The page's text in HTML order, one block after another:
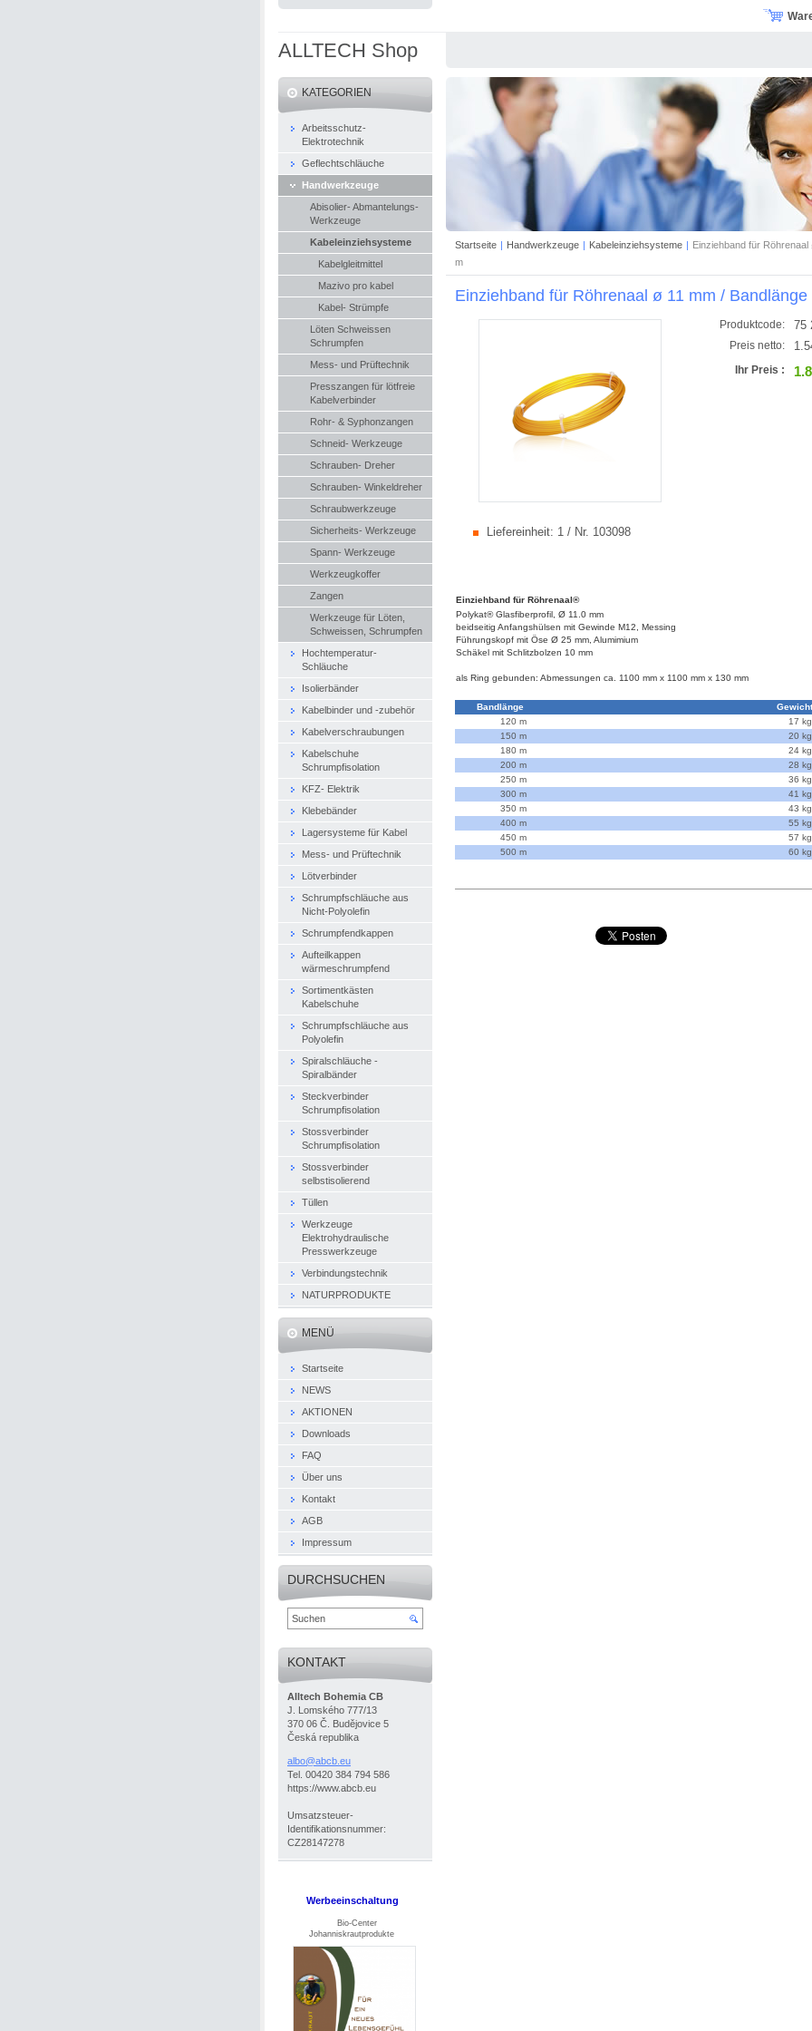
ALLTECH Shop
Startseite | Handwerkzeuge | Kabeleinziehsysteme | Einziehband für
m
Einziehband für Röhrenaal ø 11 mm / Bandlänge
Liefereinheit: 1 / Nr. 103098
Produktcode: 75
Preis netto:
Ihr Preis :
Einziehband für Röhrenaal®
Polykat® Glasfiberprofil, Ø 11.0 mm
beidseitig Anfangshülsen mit Gewinde M12, Messing
Führungskopf mit Öse Ø 25 mm, Alumimium
Schäkel mit Schlitzbolzen 10 mm
als Ring gebunden: Abmessungen ca. 1100 mm x 1100 mm x 130 mm
Bandlänge Gewicht
120 m
17 kg
150 m
20 kg
180 m
24 kg
200 m
28 kg
250 m
36 kg
300 m
41 kg
350 m
43 kg
400 m
55 kg
450 m
57 kg
500 m
60 kg
KATEGORIEN
Arbeitsschutz-
Elektrotechnik
Geflechtschläuche
Handwerkzeuge
Abisolier- Abmantelungs-
Werkzeuge
Kabeleinziehsysteme
Kabelgleitmittel
Mazivo pro kabel
Kabel- Strümpfe
Löten Schweissen
Schrumpfen
Mess- und Prüftechnik
Presszangen für lötfreie
Kabelverbinder
Rohr- & Syphonzangen
Schneid- Werkzeuge
Schrauben- Dreher
Schrauben- Winkeldreher
Schraubwerkzeuge
Sicherheits- Werkzeuge
Spann- Werkzeuge
Werkzeugkoffer
Zangen
Werkzeuge für Löten,
Schweissen, Schrumpfen
Hochtemperatur-
Schläuche
Isolierbänder
Kabelbinder und -zubehör
Kabelverschraubungen
Kabelschuhe
Schrumpfisolation
KFZ- Elektrik
Klebebänder
Lagersysteme für Kabel
Mess- und Prüftechnik
Lötverbinder
Schrumpfschläuche aus
Nicht-Polyolefin
Schrumpfendkappen
Aufteilkappen
wärmeschrumpfend
Sortimentkästen
Kabelschuhe
Schrumpfschläuche aus
Polyolefin
Spiralschläuche -
Spiralbänder
Steckverbinder
Schrumpfisolation
Stossverbinder
Schrumpfisolation
Stossverbinder
selbstisolierend
Tüllen
Werkzeuge
Elektrohydraulische
Presswerkzeuge
Verbindungstechnik
NATURPRODUKTE
MENÜ
Startseite
NEWS
AKTIONEN
Downloads
FAQ
Über uns
Kontakt
AGB
Impressum
DURCHSUCHEN
KONTAKT
Alltech Bohemia CB
J. Lomského 777/13
370 06 Č. Budějovice 5
Česká republika
albo@abcb.eu
Tel. 00420 384 794 586
https://www.abcb.eu
Umsatzsteuer-
Identifikationsnummer:
CZ28147278
Werbeeinschaltung
Bio-Center
Johanniskrautprodukte